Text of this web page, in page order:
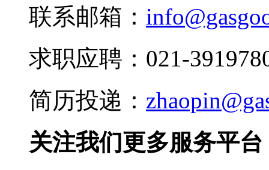
联系邮箱：
求职应聘：021-
简历投递：
关注我们更多服务平台